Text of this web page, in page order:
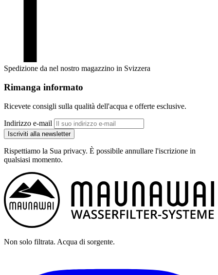
Spedizione da nel nostro magazzino in Svizzera
Rimanga informato
Ricevete consigli sulla qualità dell'acqua e offerte esclusive.
Indirizzo e-mail
Iscriviti alla newsletter
Rispettiamo la Sua privacy. È possibile annullare l'iscrizione in
qualsiasi momento.
Non solo filtrata. Acqua di sorgente.